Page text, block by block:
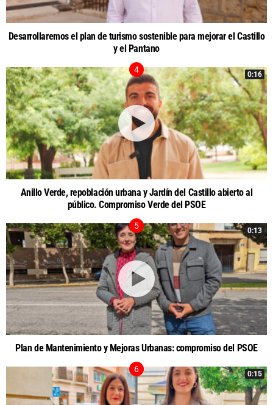
Desarrollaremos el plan de turismo sostenible para mejorar el Castillo
y el Pantano
0:16
Anillo Verde, repoblación urbana y Jardín del Castillo abierto al
público. Compromiso Verde del PSOE
0:13
Plan de Mantenimiento y Mejoras Urbanas: compromiso del PSOE
0:15